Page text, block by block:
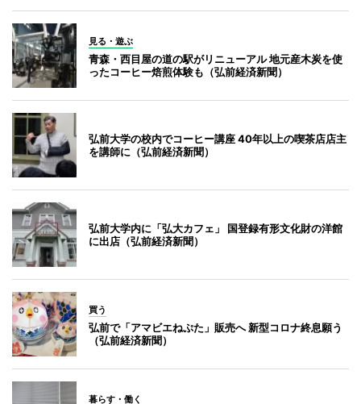
見る・遊ぶ
青森・西目屋の道の駅がリニューアル 地元産木炭を使
ったコーヒー焙煎体験も（弘前経済新聞）
弘前大学の校内でコーヒー講座 40年以上の喫茶店店主
を講師に（弘前経済新聞）
弘前大学内に「弘大カフェ」 国登録有形文化財の洋館
に出店（弘前経済新聞）
買う
弘前で「アマビエねぷた」販売へ 新型コロナ終息願う
（弘前経済新聞）
暮らす・働く